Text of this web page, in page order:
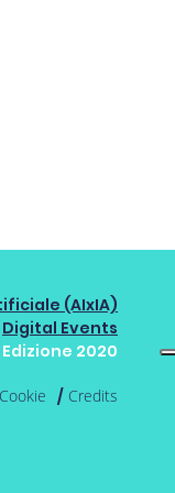
(AIxIA)
Digital Events
Edizione 2020
Credits